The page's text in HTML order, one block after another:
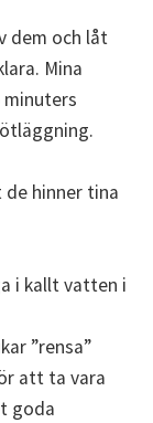
dem och låt
Mina
minuters
hinner tina
i kallt vatten i
”rensa”
att ta vara
goda